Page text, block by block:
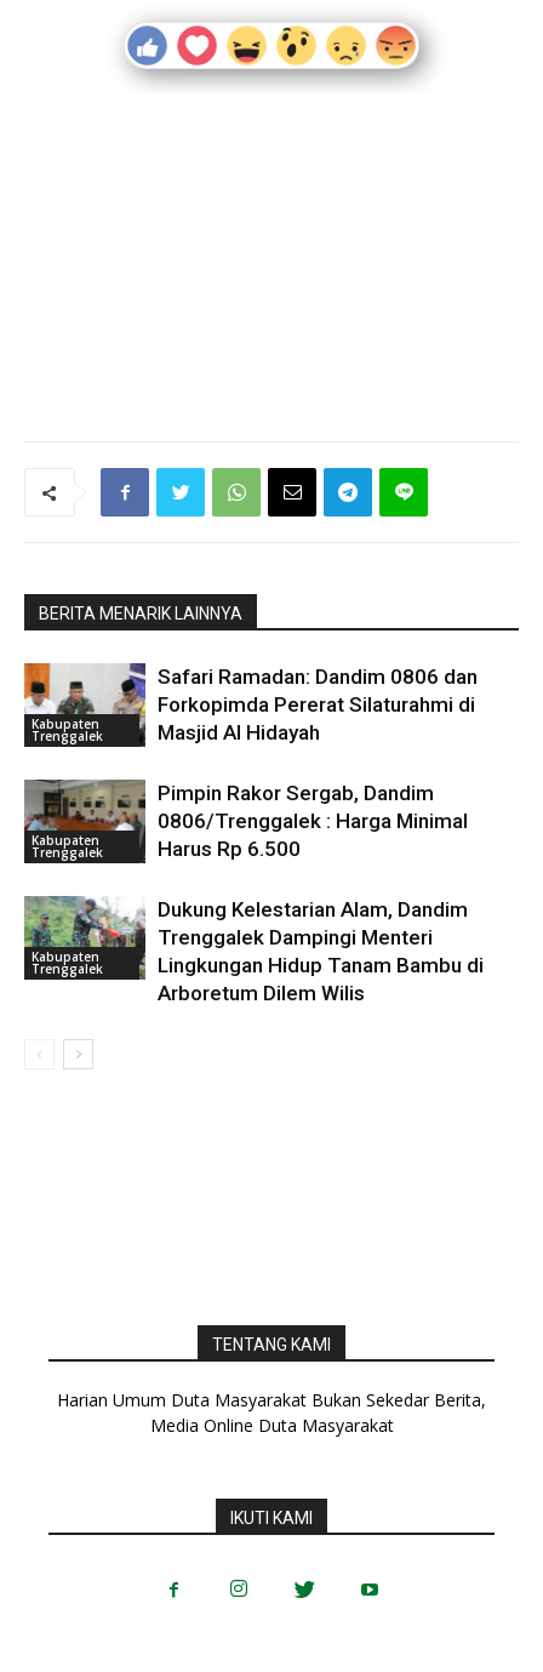
BERITA MENARIK LAINNYA
Kabupaten
Trenggalek
Safari Ramadan: Dandim 0806 dan
Forkopimda Pererat Silaturahmi di
Masjid Al Hidayah
Kabupaten
Trenggalek
Pimpin Rakor Sergab, Dandim
0806/Trenggalek : Harga Minimal
Harus Rp 6.500
Kabupaten
Trenggalek
Dukung Kelestarian Alam, Dandim
Trenggalek Dampingi Menteri
Lingkungan Hidup Tanam Bambu di
Arboretum Dilem Wilis
TENTANG KAMI
Harian Umum Duta Masyarakat Bukan Sekedar Berita,
Media Online Duta Masyarakat
IKUTI KAMI